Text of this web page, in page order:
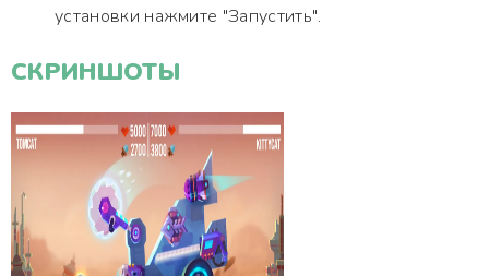
установки нажмите "Запустить".
СКРИНШОТЫ